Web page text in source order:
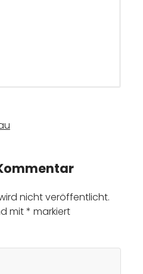
nicht veröffentlicht.
mit* markiert